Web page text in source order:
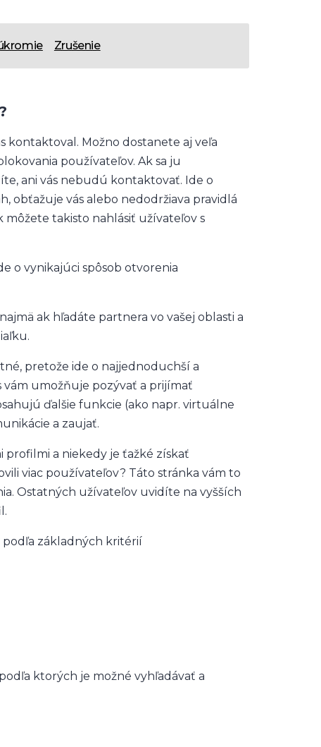
Zrušenie
kontaktoval. Možno dostanete aj veľa
používateľov. Ak sa ju
ani vás nebudú kontaktovať. Ide o
obťažuje vás alebo nedodržiava pravidlá
môžete takisto nahlásiť užívateľov s
o vynikajúci spôsob otvorenia
ak hľadáte partnera vo vašej oblasti a
pretože ide o najjednoduchší a
vám umožňuje pozývať a prijímať
ďalšie funkcie (ako napr. virtuálne
a zaujať.
profilmi a niekedy je ťažké získať
viac používateľov? Táto stránka vám to
Ostatných užívateľov uvidíte na vyšších
základných kritérií
ktorých je možné vyhľadávať a